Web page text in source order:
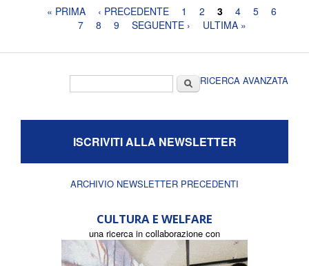
Pagine« PRIMA ‹ PRECEDENTE 1 2 3 4 5
6
7
8 9 SEGUENTE › ULTIMA »
CercaRICERCA AVANZATA
ISCRIVITI ALLA NEWSLETTER
ARCHIVIO NEWSLETTER PRECEDENTI
CULTURA E WELFARE
una ricerca in collaborazione con